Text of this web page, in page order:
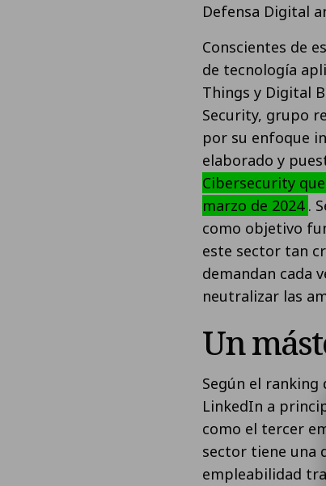
Defensa Digital
Conscientes de
de tecnología
Things y Digital
Security, grupo
por su enfoque
elaborado y
Cibersecurity
marzo de 2024 .
como objetivo
este sector tan
demandan cada
neutralizar las
Un
Según el
LinkedIn a
como el tercer
sector tiene una
empleabilidad